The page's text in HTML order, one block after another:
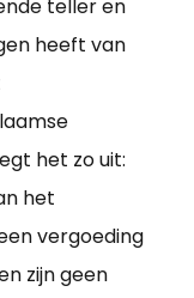
teller en
heeft van
het zo uit:
het
vergoeding
zijn geen